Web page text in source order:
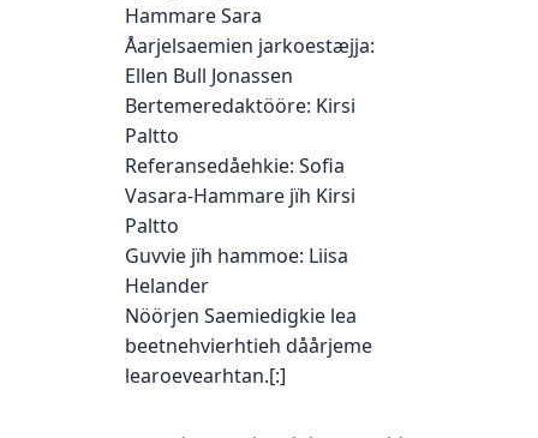
Hammare Sara
Åarjelsaemien jarkoestæjja:
Ellen Bull Jonassen
Bertemeredaktööre: Kirsi
Paltto
Referansedåehkie: Sofia
Vasara-Hammare jïh Kirsi
Paltto
Guvvie jïh hammoe: Liisa
Helander
Nöörjen Saemiedigkie lea
beetnehvierhtieh dåårjeme
learoevearhtan.[:]